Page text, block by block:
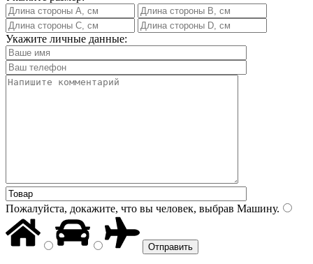
Укажите личные данные:
Пожалуйста, докажите, что вы человек, выбрав Машину.